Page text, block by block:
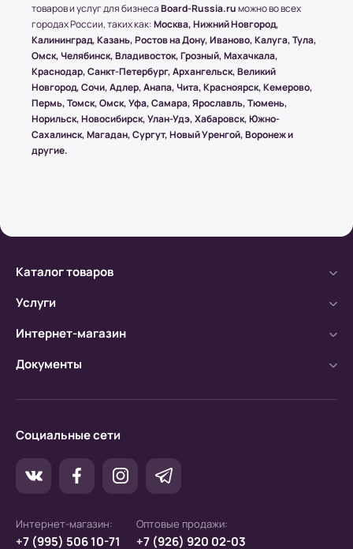
Условия оплаты в интернет-
супермаркете Board-Russia.ru
Наличный расчет
Клиент может оплатить заказ после получения
товара от курьера. По запросу клиента
высылается онлайн-чек или выдается печатный
банка.
б) Оплата производится по расчетному счету.
товаров и услуг для бизнесаBoard-Russia.ruможно во всех
городах России, таких как:Москва, Нижний Новгород,
Калининград, Казань, Ростов на Дону, Иваново, Калуга, Тула,
Омск, Челябинск, Владивосток, Грозный, Махачкала,
Краснодар, Санкт-Петербург, Архангельск, Великий
Новгород, Сочи, Адлер, Анапа, Чита, Красноярск, Кемерово,
Пермь, Томск, Омск, Уфа, Самара, Ярославль, Тюмень,
Норильск, Новосибирск, Улан-Удэ, Хабаровск, Южно-
Сахалинск, Магадан, Сургут, Новый Уренгой, Воронеж и
другие.
Каталог товаров
Услуги
Интернет-магазин
Документы
Социальные сети
Интернет-магазин:
+7 (995) 506 10-71
Оптовые продажи:
+7 (926) 920 02-03